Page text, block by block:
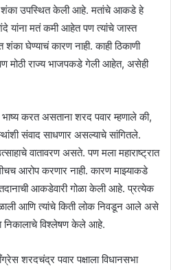
उपस्थित केली आहे. मतांचे आकडे हे
यांना मतं कमी आहेत पण त्यांचे जास्त
घेण्याचं कारण नाही. काही ठिकाणी
मोठी राज्य भाजपकडे गेली आहेत, असेही
भाष्य करत असताना शरद पवार म्हणाले की,
संवाद साधणार असल्याचे सांगितले.
वातावरण असते. पण मला महाराष्ट्रात
आरोप करणार नाही. कारण माझ्याकडे
आकडेवारी गोळा केली आहे. प्रत्येक
आणि त्यांचे किती लोक निवडून आले असे
निकालाचे विश्लेषण केले आहे.
शरदचंद्र पवार पक्षाला विधानसभा